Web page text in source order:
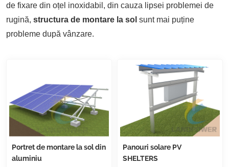
de fixare din oțel inoxidabil, din cauza lipsei problemei de
rugină, structura de montare la sol sunt mai puține
probleme după vânzare.
Portret de montare la sol din
aluminiu
Panouri solare PV
SHELTERS